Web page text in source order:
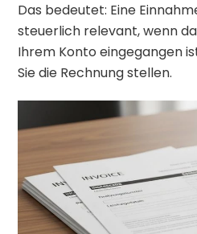
Das bedeutet: Eine
steuerlich relevant, wenn
Ihrem Konto eingegangen
Sie die Rechnung stellen.